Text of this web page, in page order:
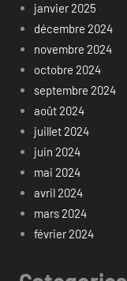
janvier 2025
décembre 2024
novembre 2024
octobre 2024
septembre 2024
août 2024
juillet 2024
juin 2024
mai 2024
avril 2024
mars 2024
février 2024